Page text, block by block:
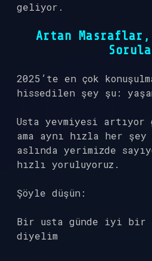
geliyor.
Artan Masraflar,
2025’te en çok
hissedilen şey şu:
Usta yevmiyesi artıyor
ama aynı hızla her
aslında yerimizde
hızlı yoruluyoruz.
Şöyle düşün:
Bir usta günde iyi bir
diyelim